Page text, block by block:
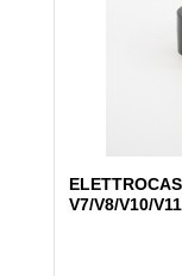
V7/V8/V10/